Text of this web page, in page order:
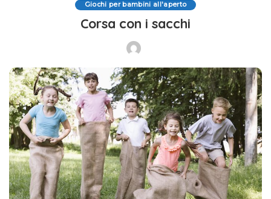
Giochi per bambini all'aperto
Corsa con i sacchi